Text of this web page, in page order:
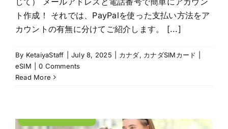
ト作成！ それでは、PayPalを使った支払い方法をア
カウントの有無に分けてご紹介します。 [...]
By KetaiyaStaff July 8, 2025 カナダ, カナダSIMカード |
eSIM
0 Comments
Read More